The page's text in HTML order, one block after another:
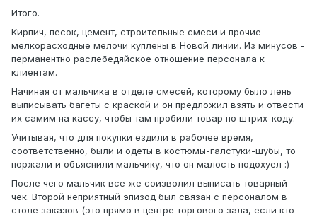
Итого.
Кирпич, песок, цемент, строительные смеси и прочие
мелкорасходные мелочи куплены в Новой линии. Из минусов -
перманентно раслебедяйское отношение персонала к
клиентам.
Начиная от мальчика в отделе смесей, которому было лень
выписывать багеты с краской и он предложил взять и отвести
их самим на кассу, чтобы там пробили товар по штрих-коду.
Учитывая, что для покупки ездили в рабочее время,
соответственно, были и одеты в костюмы-галстуки-шубы, то
поржали и объяснили мальчику, что он малость подоxуел :)
После чего мальчик все же соизволил выписать товарный
чек. Второй неприятный эпизод был связан с персоналом в
столе заказов (это прямо в центре торгового зала, если кто